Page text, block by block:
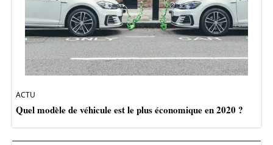
ACTU
Quel modèle de véhicule est le plus économique en 2020 ?